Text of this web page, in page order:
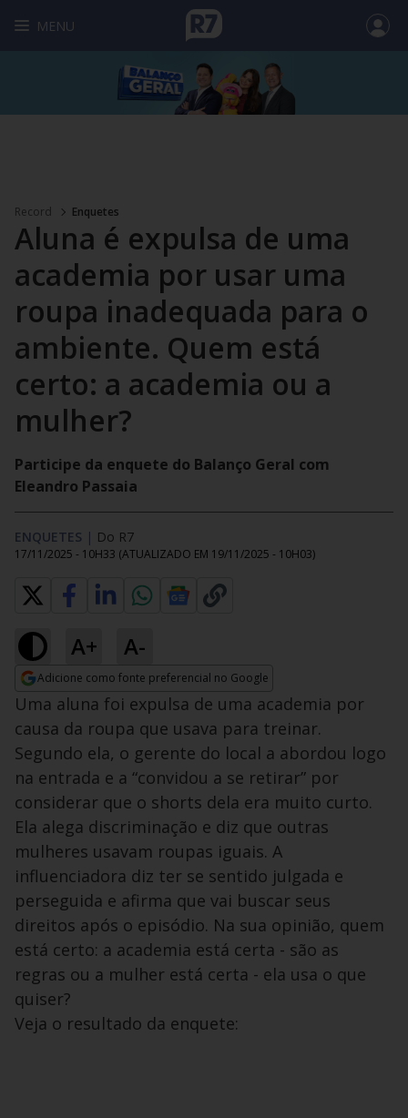
MENU
Record Enquetes
Aluna é expulsa de uma
academia por usar uma
roupa inadequada para o
ambiente. Quem está
certo: a academia ou a
mulher?
Participe da enquete do Balanço Geral com
Eleandro Passaia
ENQUETES | Do R7
17/11/2025 - 10H33 (ATUALIZADO EM 19/11/2025 - 10H03)
A+ A-
Adicione como fonte preferencial no Google
Opens in new window
Uma aluna foi expulsa de uma academia por
causa da roupa que usava para treinar.
Segundo ela, o gerente do local a abordou logo
na entrada e a “convidou a se retirar” por
considerar que o shorts dela era muito curto.
Ela alega discriminação e diz que outras
mulheres usavam roupas iguais. A
influenciadora diz ter se sentido julgada e
perseguida e afirma que vai buscar seus
direitos após o episódio. Na sua opinião, quem
está certo: a academia está certa - são as
regras ou a mulher está certa - ela usa o que
quiser?
Veja o resultado da enquete: